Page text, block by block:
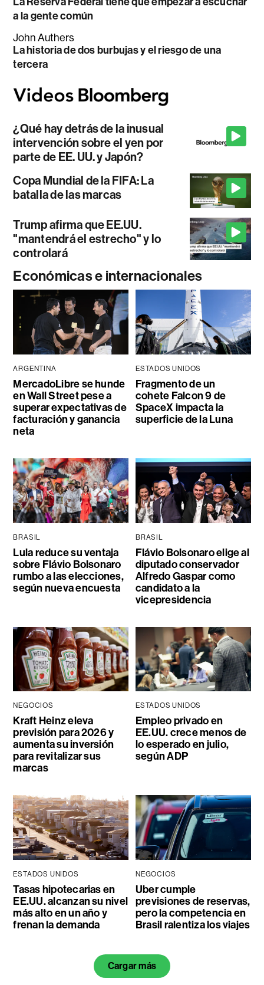
a la gente común
John Authers
La historia de dos burbujas y el riesgo de una
tercera
¿Qué hay detrás de la inusual
intervención sobre el yen por
parte de EE. UU. y Japón?
Copa Mundial de la FIFA: La
batalla de las marcas
Trump afirma que EE.UU.
"mantendrá el estrecho" y lo
controlará
Económicas e internacionales
ARGENTINA
MercadoLibre se hunde
en Wall Street pese a
superar expectativas de
facturación y ganancia
neta
ESTADOS UNIDOS
Fragmento de un
cohete Falcon 9 de
SpaceX impacta la
superficie de la Luna
BRASIL
Lula reduce su ventaja
sobre Flávio Bolsonaro
rumbo a las elecciones,
según nueva encuesta
BRASIL
Flávio Bolsonaro elige al
diputado conservador
Alfredo Gaspar como
candidato a la
vicepresidencia
NEGOCIOS
Kraft Heinz eleva
previsión para 2026 y
aumenta su inversión
para revitalizar sus
marcas
ESTADOS UNIDOS
Empleo privado en
EE.UU. crece menos de
lo esperado en julio,
según ADP
ESTADOS UNIDOS
Tasas hipotecarias en
EE.UU. alcanzan su nivel
más alto en un año y
frenan la demanda
NEGOCIOS
Uber cumple
previsiones de reservas,
pero la competencia en
Brasil ralentiza los viajes
Cargar más